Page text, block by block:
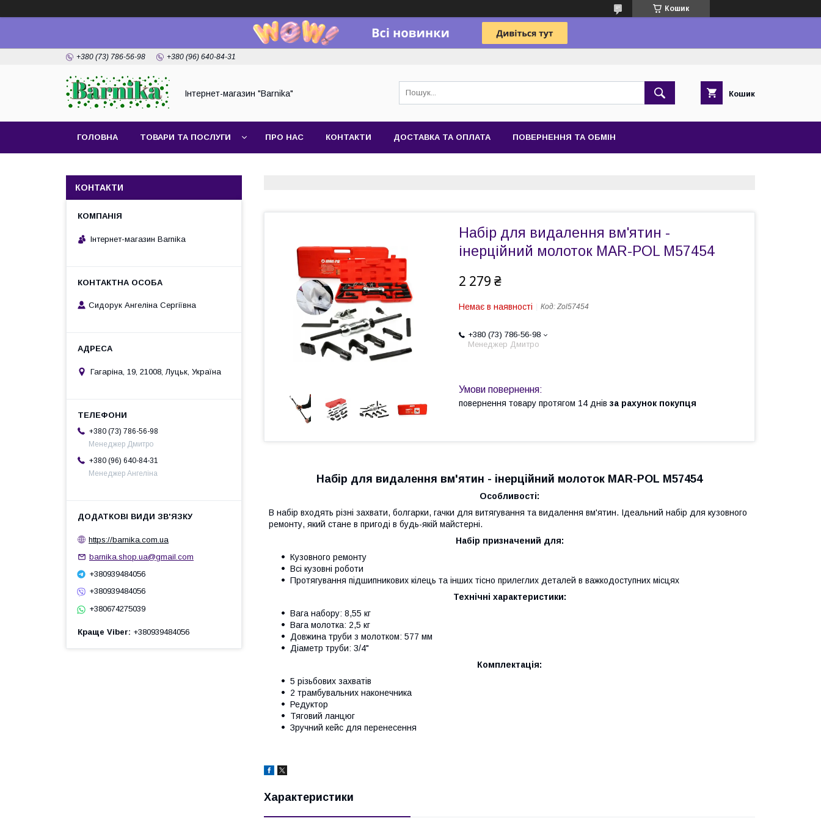
Кошик
+380 (73) 786-56-98 +380 (96) 640-84-31
Інтернет-магазин "Barnika" Кошик
ГОЛОВНА ТОВАРИ ТА ПОСЛУГИ ПРО НАС КОНТАКТИ ДОСТАВКА ТА ОПЛАТА ПОВЕРНЕННЯ ТА ОБМІН
Набір для видалення вм'ятин -
інерційний молоток MAR-POL M57454
2 279 ₴
Немає в наявності Код: Zol57454
+380 (73) 786-56-98
Менеджер Дмитро
повернення товару протягом 14 днів за рахунок покупця
Набір для видалення вм'ятин - інерційний молоток MAR-POL M57454
Особливості:
В набір входять різні захвати, болгарки, гачки для витягування та видалення вм'ятин. Ідеальний набір для кузовного
ремонту, який стане в пригоді в будь-якій майстерні.
Набір призначений для:
Кузовного ремонту
Всі кузовні роботи
Протягування підшипникових кілець та інших тісно прилеглих деталей в важкодоступних місцях
Технічні характеристики:
Вага набору: 8,55 кг
Вага молотка: 2,5 кг
Довжина труби з молотком: 577 мм
Діаметр труби: 3/4"
Комплектація:
5 різьбових захватів
2 трамбувальних наконечника
Редуктор
Тяговий ланцюг
Зручний кейс для перенесення
Характеристики
КОНТАКТИ
Інтернет-магазин Barnika
Сидорук Ангеліна Сергіївна
Гагаріна, 19, 21008, Луцьк, Україна
+380 (73) 786-56-98
Менеджер Дмитро
+380 (96) 640-84-31
Менеджер Ангеліна
https://barnika.com.ua
barnika.shop.ua@gmail.com
+380939484056
+380939484056
+380674275039
Краще Viber +380939484056